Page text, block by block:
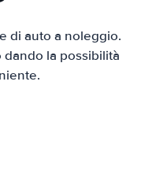
di auto a noleggio.
la possibilità